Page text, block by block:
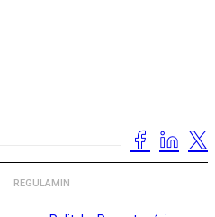
REGULAMIN